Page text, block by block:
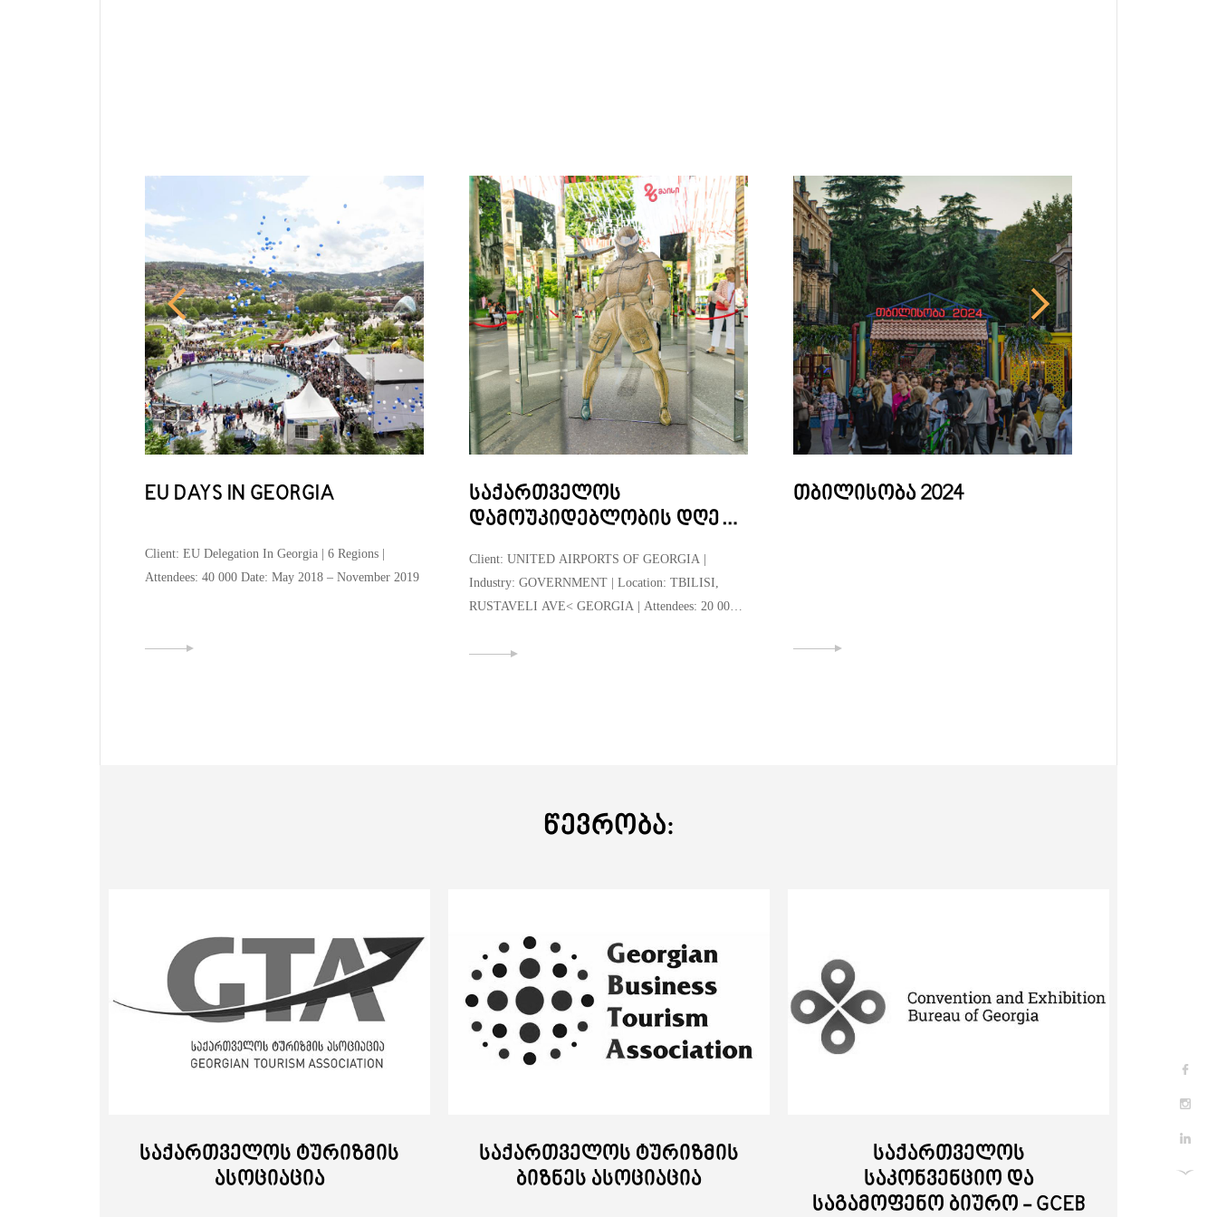
EU DAYS IN GEORGIA
Client: EU Delegation In Georgia | 6 Regions |
Attendees: 40 000 Date: May 2018 – November 2019
საქართველოს
დამოუკიდებლობის დღე
Client: UNITED AIRPORTS OF GEORGIA |
Industry: GOVERNMENT | Location: TBILISI,
RUSTAVELI AVE< GEORGIA | Attendees: 20 000 |
თბილისობა 2024
წევრობა:
საქართველოს ტურიზმის
ასოციაცია
საქართველოს ტურიზმის
ბიზნეს ასოციაცია
საქართველოს
საკონვენციო და
საგამოფენო ბიურო - GCEB
წევრობა პორტფოლიო შეთავაზებები ქეისები ბლოგი&ახალი ამბები
ჩვენ შესახებ
დაგვიკავშირდით